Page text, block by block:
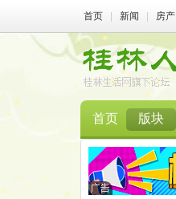
首页 新闻 房产
首页 版块